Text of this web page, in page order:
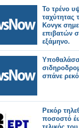
Το τρένο
ταχύτητας
Κονγκ
επιβατών
εξάμηνο.
σπάνε
Ρεκόρ
ποσοστό